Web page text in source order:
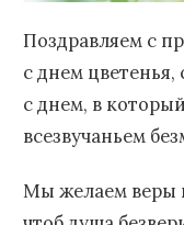
Поздравляем с
с днем
с днем, в
всезвучаньем
Мы желаем веры